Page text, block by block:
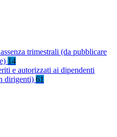
trimestrali (da pubblicare
14
e autorizzati ai dipendenti
dirigenti) 61